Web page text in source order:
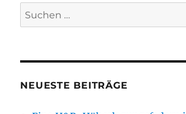
Suchen
nach:
NEUESTE BEITRÄGE